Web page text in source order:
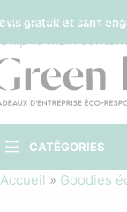
Sauter à la
Skip to main content
gratuit et sans
CATÉGORIES
Accueil » Goodies